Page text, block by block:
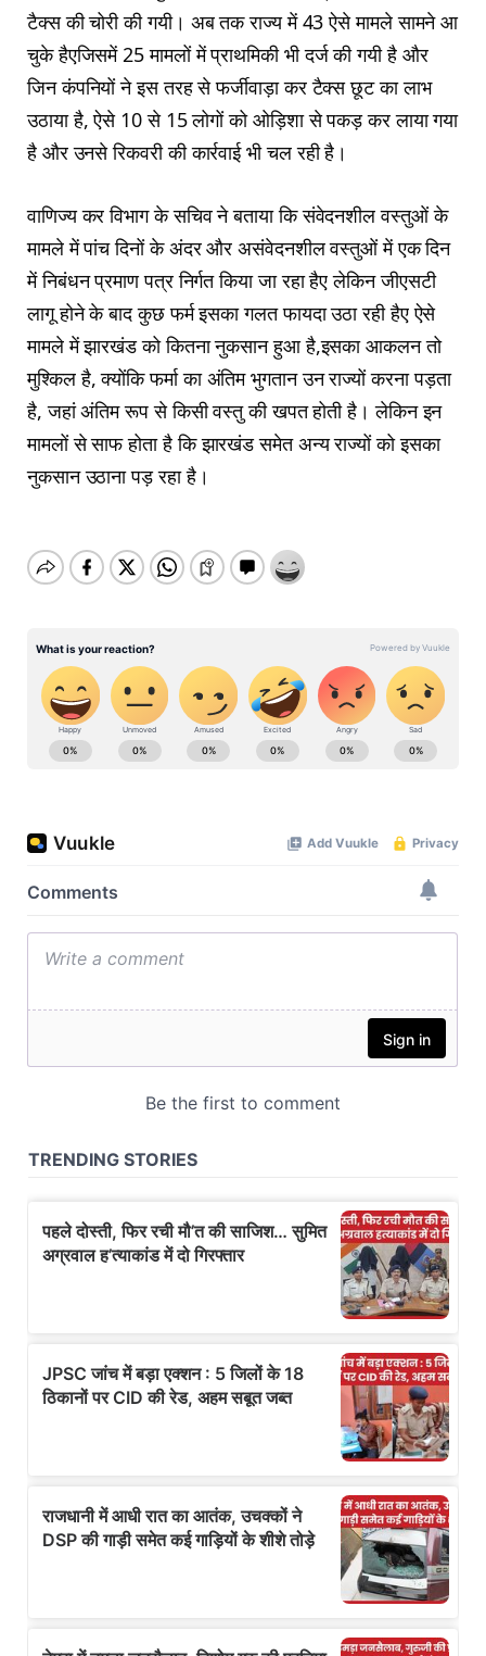
टैक्स की चोरी की गयी। अब तक राज्य में 43 ऐसे मामले सामने आ
चुके हैएजिसमें 25 मामलों में प्राथमिकी भी दर्ज की गयी है और
जिन कंपनियों ने इस तरह से फर्जीवाड़ा कर टैक्स छूट का लाभ
उठाया है, ऐसे 10 से 15 लोगों को ओड़िशा से पकड़ कर लाया गया
है और उनसे रिकवरी की कार्रवाई भी चल रही है।
वाणिज्य कर विभाग के सचिव ने बताया कि संवेदनशील वस्तुओं के
मामले में पांच दिनों के अंदर और असंवेदनशील वस्तुओं में एक दिन
में निबंधन प्रमाण पत्र निर्गत किया जा रहा हैए लेकिन जीएसटी
लागू होने के बाद कुछ फर्म इसका गलत फायदा उठा रही हैए ऐसे
मामले में झारखंड को कितना नुकसान हुआ है,इसका आकलन तो
मुश्किल है, क्योंकि फर्मा का अंतिम भुगतान उन राज्यों करना पड़ता
है, जहां अंतिम रूप से किसी वस्तु की खपत होती है। लेकिन इन
मामलों से साफ होता है कि झारखंड समेत अन्य राज्यों को इसका
नुकसान उठाना पड़ रहा है।